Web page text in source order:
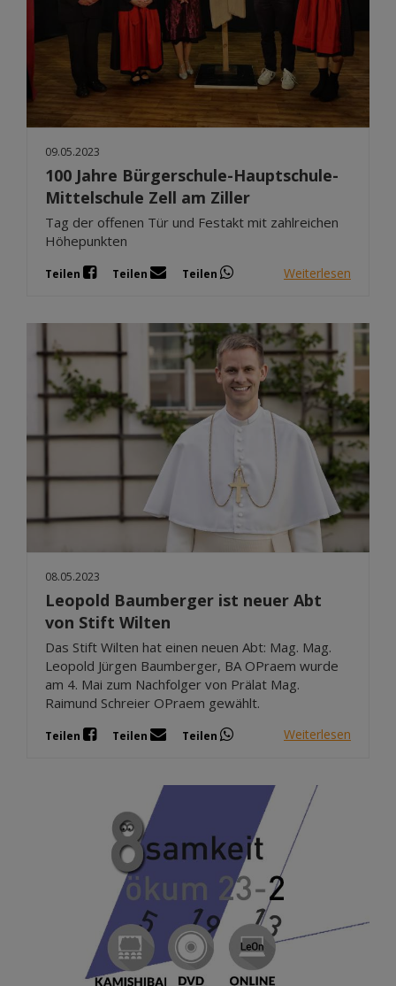
Feb 2026
Jan 2026
Dez 2025
Nov 2025
Okt 2025
Sep 2025
09.05.2023
100 Jahre Bürgerschule-Hauptschule-
Mittelschule Zell am Ziller
Tag der offenen Tür und Festakt mit zahlreichen
Höhepunkten
Teilen Teilen Teilen Weiterlesen
08.05.2023
Leopold Baumberger ist neuer Abt
von Stift Wilten
Das Stift Wilten hat einen neuen Abt: Mag. Mag.
Leopold Jürgen Baumberger, BA OPraem wurde
am 4. Mai zum Nachfolger von Prälat Mag.
Raimund Schreier OPraem gewählt.
Teilen Teilen Teilen Weiterlesen